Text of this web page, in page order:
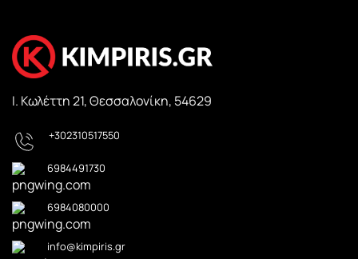
Ι. Κωλέττη 21, Θεσσαλονίκη, 54629
+302310517550
6984491730
6984080000
info@kimpiris.gr